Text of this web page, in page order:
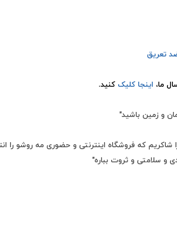
تعریق
ما، اینجا کلیک کنید.
و زمین باشید"
شاکریم که فروشگاه اینترنتی و حضوری مه روشو را
و سلامتی و ثروت بباره"